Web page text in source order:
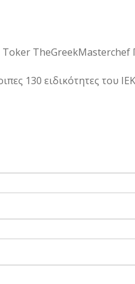
Toker
130 ειδικότητες του